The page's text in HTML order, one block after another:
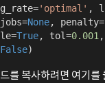
'optimal' ,
None, penalty=
True, tol=0.001
False)
를 복사하려면 여기를